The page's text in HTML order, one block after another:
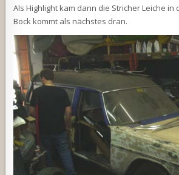
Als Highlight kam dann die Stricher Leiche in
Bock kommt als nächstes dran.